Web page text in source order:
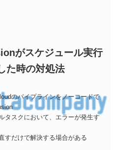
がスケジュール実行
た時の対処法
のパイプラインをノーコードで
タスクにおいて、エラーが発生す
すだけで解決する場合がある